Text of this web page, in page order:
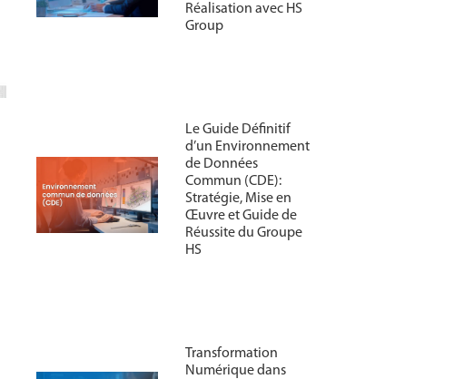
Réalisation avec HS
Group
Le Guide Définitif
d’un Environnement
de Données
Commun (CDE):
Stratégie, Mise en
Œuvre et Guide de
Réussite du Groupe
HS
Transformation
Numérique dans